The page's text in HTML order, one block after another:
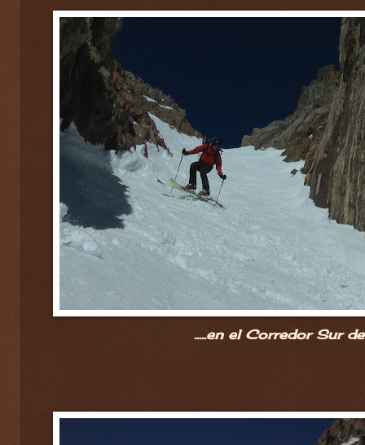
.....en el Corredor Sur